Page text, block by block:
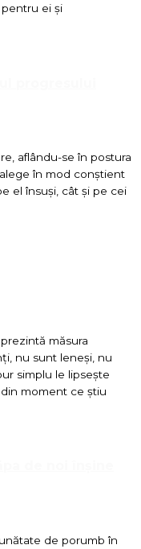
ei și
aflându-se în postura
în mod conștient
el însuși, cât și pe cei
măsura
nu sunt leneși, nu
simplu le lipsește
moment ce știu
de porumb în